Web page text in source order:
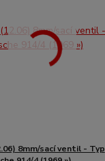
8mm/sací ventil - Typ